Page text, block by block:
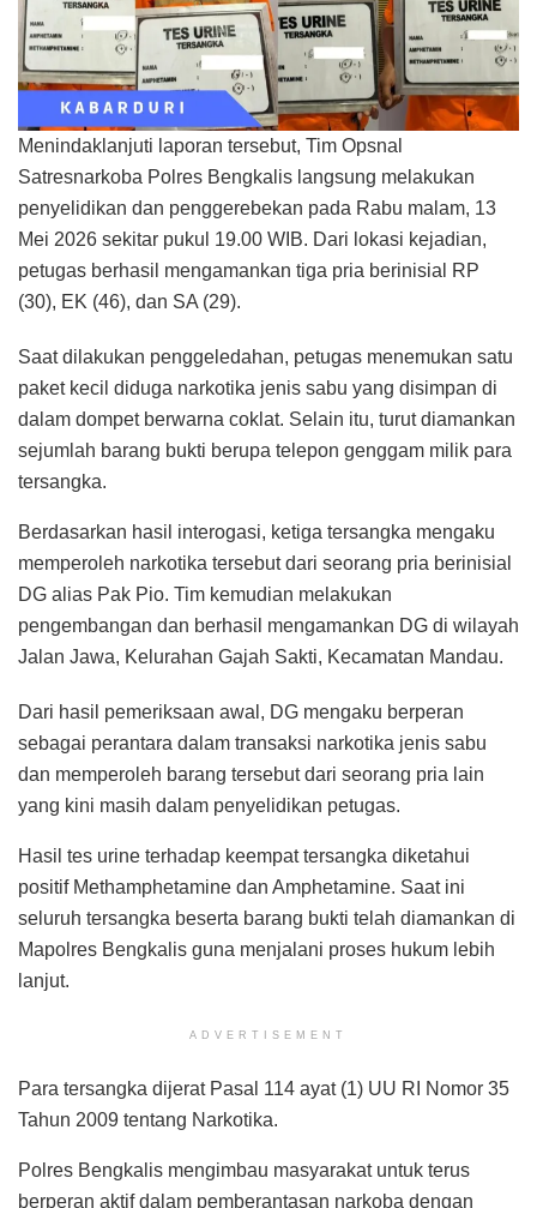
Menindaklanjuti laporan tersebut, Tim Opsnal
Satresnarkoba Polres Bengkalis langsung melakukan
penyelidikan dan penggerebekan pada Rabu malam, 13
Mei 2026 sekitar pukul 19.00 WIB. Dari lokasi kejadian,
petugas berhasil mengamankan tiga pria berinisial RP
(30), EK (46), dan SA (29).
Saat dilakukan penggeledahan, petugas menemukan satu
paket kecil diduga narkotika jenis sabu yang disimpan di
dalam dompet berwarna coklat. Selain itu, turut diamankan
sejumlah barang bukti berupa telepon genggam milik para
tersangka.
Berdasarkan hasil interogasi, ketiga tersangka mengaku
memperoleh narkotika tersebut dari seorang pria berinisial
DG alias Pak Pio. Tim kemudian melakukan
pengembangan dan berhasil mengamankan DG di wilayah
Jalan Jawa, Kelurahan Gajah Sakti, Kecamatan Mandau.
Dari hasil pemeriksaan awal, DG mengaku berperan
sebagai perantara dalam transaksi narkotika jenis sabu
dan memperoleh barang tersebut dari seorang pria lain
yang kini masih dalam penyelidikan petugas.
Hasil tes urine terhadap keempat tersangka diketahui
positif Methamphetamine dan Amphetamine. Saat ini
seluruh tersangka beserta barang bukti telah diamankan di
Mapolres Bengkalis guna menjalani proses hukum lebih
lanjut.
ADVERTISEMENT
Para tersangka dijerat Pasal 114 ayat (1) UU RI Nomor 35
Tahun 2009 tentang Narkotika.
Polres Bengkalis mengimbau masyarakat untuk terus
berperan aktif dalam pemberantasan narkoba dengan